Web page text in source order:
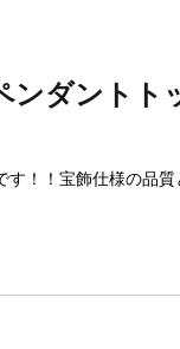
ンダントト
す！！宝飾仕様の品